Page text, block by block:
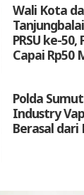
Wali Kota
PRSU ke-
Capai Rp50
Polda
Industry
Berasal dari